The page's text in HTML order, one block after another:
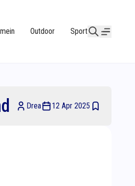
Outdoor Sport
Drea 12 Apr 2025